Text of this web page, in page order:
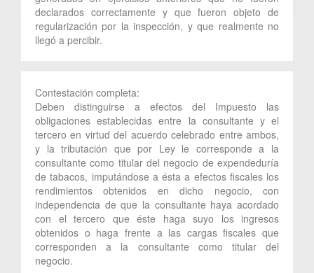
declarados correctamente y que fueron objeto de
regularización por la inspección, y que realmente no
llegó a percibir.
Contestación completa:
Deben distinguirse a efectos del Impuesto las
obligaciones establecidas entre la consultante y el
tercero en virtud del acuerdo celebrado entre ambos,
y la tributación que por Ley le corresponde a la
consultante como titular del negocio de expendeduría
de tabacos, imputándose a ésta a efectos fiscales los
rendimientos obtenidos en dicho negocio, con
independencia de que la consultante haya acordado
con el tercero que éste haga suyo los ingresos
obtenidos o haga frente a las cargas fiscales que
corresponden a la consultante como titular del
negocio.